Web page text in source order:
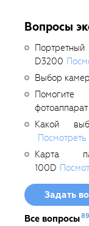
Вопросы
D3200
Выбор
фотоаппарат
Какой
Посмотреть
Карта
100D
Задать
Все вопросы